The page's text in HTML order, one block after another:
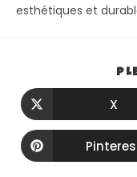
esthétiques et
X